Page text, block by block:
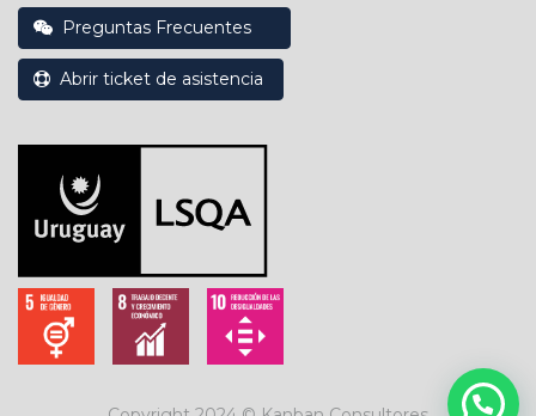
Preguntas Frecuentes
Abrir ticket de asistencia